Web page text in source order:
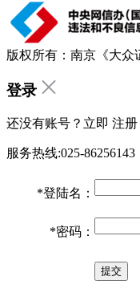
版权所有：南京《大众
登录
还没有账号？立即 注册
服务热线:025-86256143
*登陆名：
*密码：